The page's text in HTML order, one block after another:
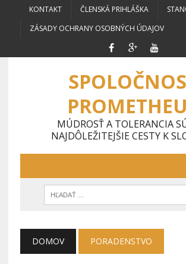
KONTAKT ČLENSKÁ PRIHLÁŠKA
ZÁSADY OCHRANY OSOBNÝCH ÚDAJOV
MÚDROSŤ A TOLERANCIA
NAJDÔLEŽITEJŠIE CESTY K
DOMOV PORADENSTVO